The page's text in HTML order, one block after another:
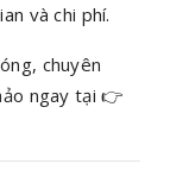
và chi phí.
chuyên
ngay tại 👉